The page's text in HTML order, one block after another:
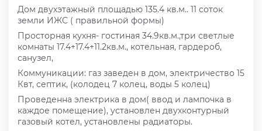
Дом двухэтажный площадью 135.4 кв.м.. 11 соток
земли ИЖС ( правильной формы)
Просторная кухня- гостиная 34.9кв.м.,три светлые
комнаты 17.4+17.4+11.2кв.м., котельная, гардероб,
санузел,
Коммуникации: газ заведен в дом, электричество 15
Квт, септик, (колодец 7 колец, воды 5 колец)
Проведенна электрика в дом( ввод и лампочка в
каждое помещение), установлен двухконтурный
газовый котел, установлены радиаторы.